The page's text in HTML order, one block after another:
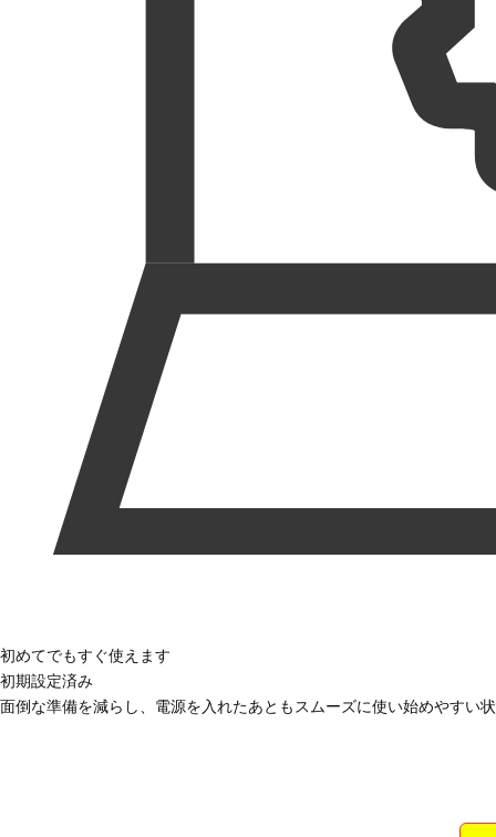
初めてでもすぐ使えます
初期設定済み
面倒な準備を減らし、電源を入れたあともスムーズに使い始めやすい